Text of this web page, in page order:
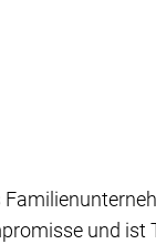
und ist